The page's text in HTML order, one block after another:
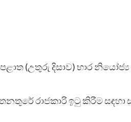
(උතුරු දිසාව) භාර
රාජකාරි ඉටු කිරීම සඳහා